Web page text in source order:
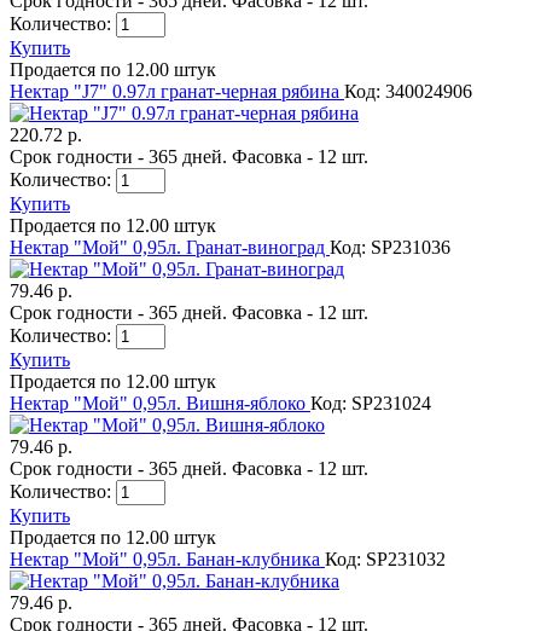
Количество:
Купить
Продается по 12.00 штук
Нектар "J7" 0.97л гранат-черная рябина Код: 340024906
220.72 р.
Срок годности - 365 дней. Фасовка - 12 шт.
Количество:
Купить
Продается по 12.00 штук
Нектар "Мой" 0,95л. Гранат-виноград Код: SP231036
79.46 р.
Срок годности - 365 дней. Фасовка - 12 шт.
Количество:
Купить
Продается по 12.00 штук
Нектар "Мой" 0,95л. Вишня-яблоко Код: SP231024
79.46 р.
Срок годности - 365 дней. Фасовка - 12 шт.
Количество:
Купить
Продается по 12.00 штук
Нектар "Мой" 0,95л. Банан-клубника Код: SP231032
79.46 р.
Срок годности - 365 дней. Фасовка - 12 шт.